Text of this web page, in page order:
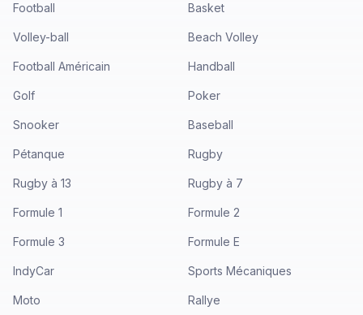
Football Basket
Volley-ball Beach Volley
Football Américain Handball
Golf Poker
Snooker Baseball
Pétanque Rugby
Rugby à 13 Rugby à 7
Formule 1 Formule 2
Formule 3 Formule E
IndyCar Sports Mécaniques
Moto Rallye